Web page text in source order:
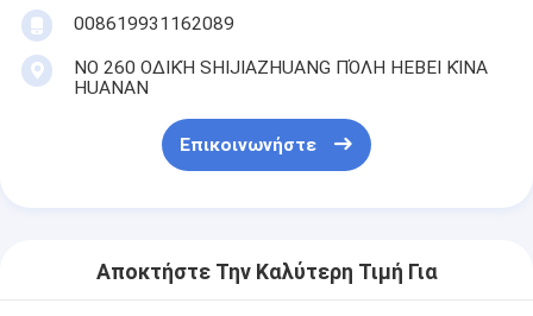
008619931162089
ΝΟ 260 ΟΔΙΚΉ SHIJIAZHUANG ΠΌΛΗ HEBEI ΚΊΝΑ
HUANAN
Επικοινωνήστε
Αποκτήστε Την Καλύτερη Τιμή Για